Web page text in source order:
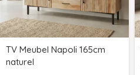
TV Meubel Napoli 165cm
naturel